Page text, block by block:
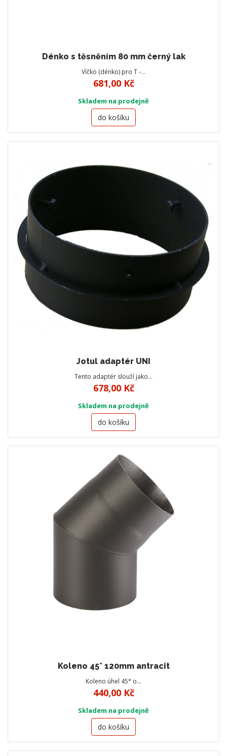
Dénko s těsněním 80 mm černý lak
Víčko (dénko) pro T -…
681,00 Kč
Skladem na prodejně
do košíku
Jotul adaptér UNI
Tento adaptér slouží jako…
678,00 Kč
Skladem na prodejně
do košíku
Koleno 45° 120mm antracit
Koleno úhel 45° o…
440,00 Kč
Skladem na prodejně
do košíku